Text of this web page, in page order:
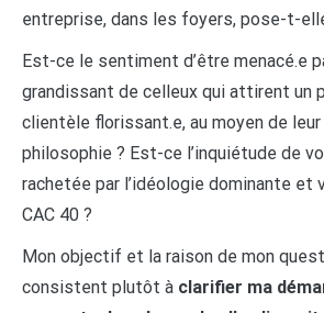
entreprise, dans les foyers, pose-t-
Est-ce le sentiment d’être menacé.e
grandissant de celleux qui attirent un
clientèle florissant.e, au moyen de
philosophie ? Est-ce l’inquiétude de
rachetée par l’idéologie dominante et
CAC 40 ?
Mon objectif et la raison de mon
consistent plutôt à clarifier ma